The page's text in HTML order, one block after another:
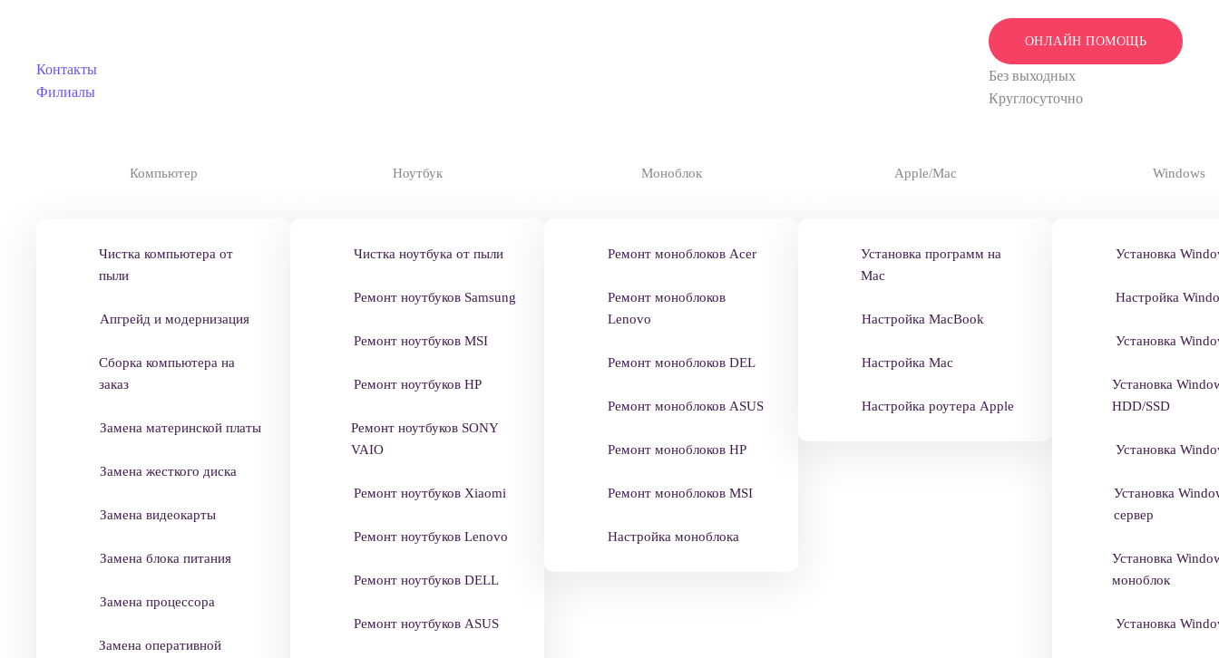
Контакты
Филиалы
ОНЛАЙН ПОМОЩЬ
Без выходных
Круглосуточно
Компьютер
Чистка компьютера от
пыли
Апгрейд и модернизация
Сборка компьютера на
заказ
Замена материнской платы
Замена жесткого диска
Замена видеокарты
Замена блока питания
Замена процессора
Замена оперативной
Ноутбук
Чистка ноутбука от пыли
Ремонт ноутбуков Samsung
Ремонт ноутбуков MSI
Ремонт ноутбуков HP
Ремонт ноутбуков SONY
VAIO
Ремонт ноутбуков Xiaomi
Ремонт ноутбуков Lenovo
Ремонт ноутбуков DELL
Ремонт ноутбуков ASUS
Моноблок
Ремонт моноблоков Acer
Ремонт моноблоков
Lenovo
Ремонт моноблоков DEL
Ремонт моноблоков ASUS
Ремонт моноблоков HP
Ремонт моноблоков MSI
Настройка моноблока
Apple/Mac
Установка программ на
Mac
Настройка MacBook
Настройка Mac
Настройка роутера Apple
Windows
Установка
Настройка
Установка
Установка
HDD/SSD
Установка
Установка
сервер
Установка
моноблок
Установка